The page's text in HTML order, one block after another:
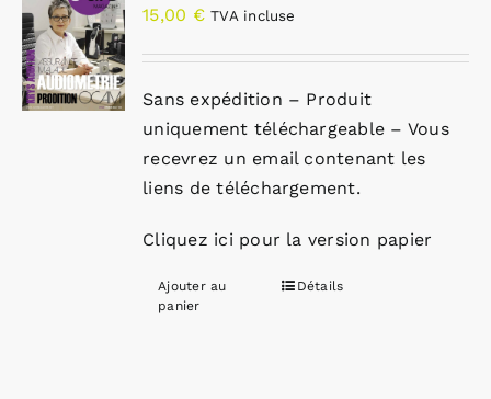
15,00 € TVA incluse
Sans expédition – Produit
uniquement téléchargeable – Vous
recevrez un email contenant les
liens de téléchargement.
Cliquez ici pour la version papier
Ajouter au
panier
Détails